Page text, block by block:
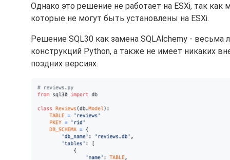
Однако это решение не работает на ESXi, так
которые не могут быть установлены на ESXi.
Решение SQL30 как замена SQLAlchemy - весьма
конструкций Python, а также не имеет никаких
поздних версиях.